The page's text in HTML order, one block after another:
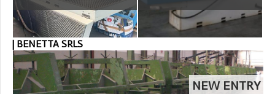
PRZEBIJARKI (105)
| BENETTA SRLS
NEW ENTRY